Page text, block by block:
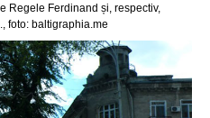
Regele Ferdinand și, respectiv,
foto: baltigraphia.me